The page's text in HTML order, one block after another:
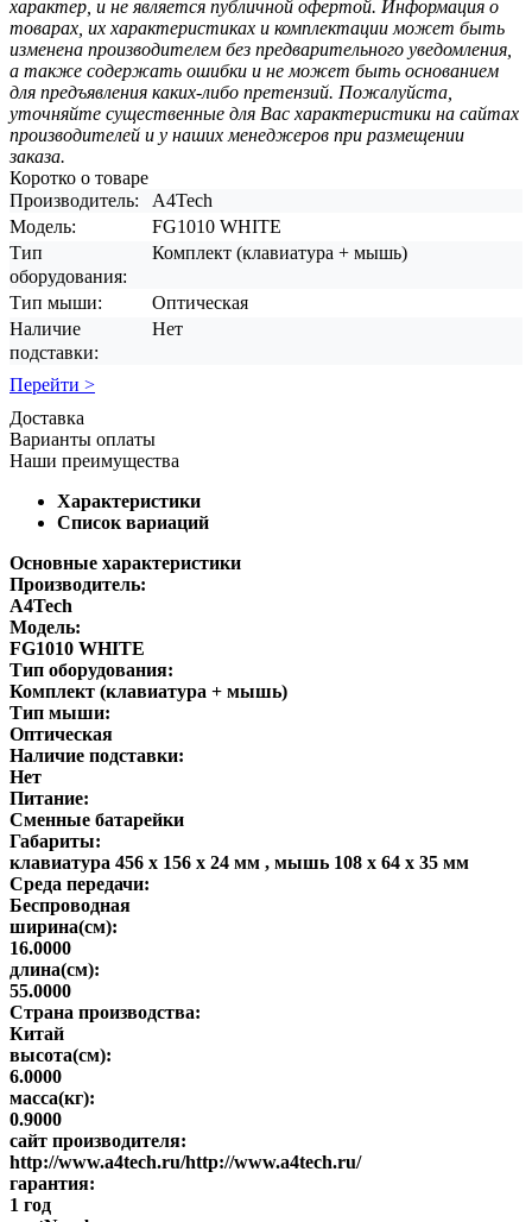
характер, и не является публичной офертой. Информация о
товарах, их характеристиках и комплектации может быть
изменена производителем без предварительного уведомления,
а также содержать ошибки и не может быть основанием
для предъявления каких-либо претензий. Пожалуйста,
уточняйте существенные для Вас характеристики на сайтах
производителей и у наших менеджеров при размещении
заказа.
Коротко о товаре
Производитель:
A4Tech
Модель:
FG1010 WHITE
Тип
оборудования:
Комплект (клавиатура + мышь)
Тип мыши:
Оптическая
Наличие
подставки:
Нет
Перейти >
Доставка
Варианты оплаты
Наши преимущества
Характеристики
Список вариаций
Основные характеристики
Производитель:
A4Tech
Модель:
FG1010 WHITE
Тип оборудования:
Комплект (клавиатура + мышь)
Тип мыши:
Оптическая
Наличие подставки:
Нет
Питание:
Сменные батарейки
Габариты:
клавиатура 456 х 156 х 24 мм , мышь 108 х 64 х 35 мм
Среда передачи:
Беспроводная
ширина(см):
16.0000
длина(см):
55.0000
Страна производства:
Китай
высота(см):
6.0000
масса(кг):
0.9000
сайт производителя:
http://www.a4tech.ru/http://www.a4tech.ru/
гарантия:
1 год